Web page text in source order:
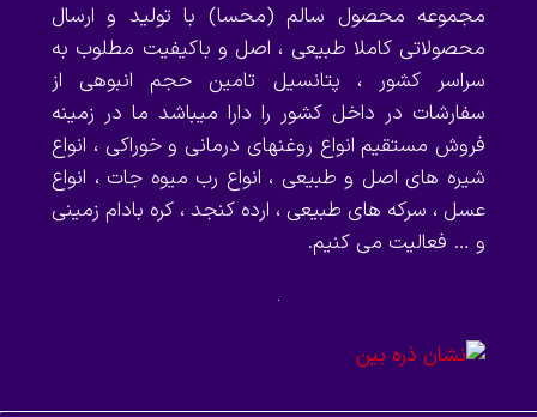
مجموعه محصول سالم (محسا) با تولید و ارسال
محصولاتی کاملا طبیعی ، اصل و باکیفیت مطلوب به
سراسر کشور ، پتانسیل تامین حجم انبوهی از
سفارشات در داخل کشور را دارا میباشد ما در زمینه
فروش مستقیم انواع روغنهای درمانی و خوراکی ، انواع
شیره های اصل و طبیعی ، انواع رب میوه جات ، انواع
عسل ، سرکه های طبیعی ، ارده کنجد ، کره بادام زمینی
و … فعالیت می کنیم.